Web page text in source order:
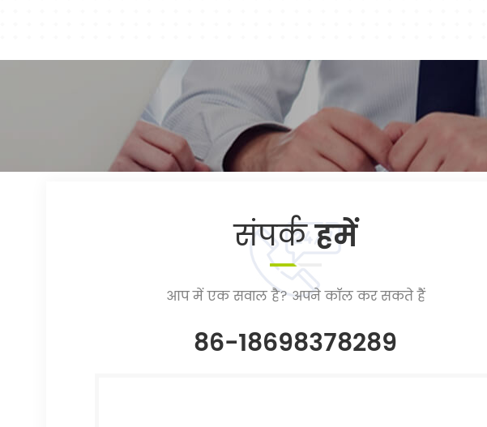
संपर्कहमें
आप में एक सवाल है? अपने कॉल कर सकते हैं
86-18698378289